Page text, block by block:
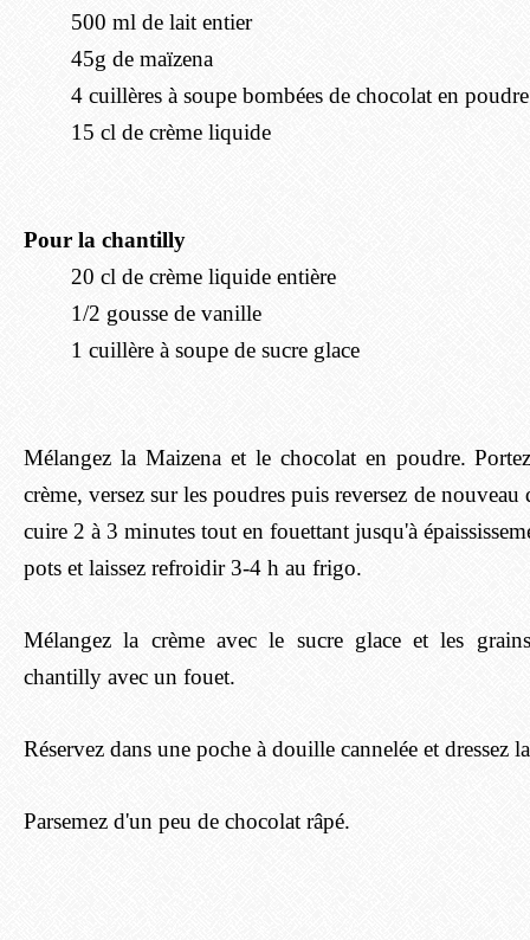
500 ml de lait entier
45g de maïzena
4 cuillères à soupe bombées de chocolat en
15 cl de crème liquide
Pour la chantilly
20 cl de crème liquide entière
1/2 gousse de vanille
1 cuillère à soupe de sucre glace
Mélangez la Maizena et le chocolat en poudre.
crème, versez sur les poudres puis reversez de nouveau
cuire 2 à 3 minutes tout en fouettant jusqu'à
pots et laissez refroidir 3-4 h au frigo.
Mélangez la crème avec le sucre glace et les
chantilly avec un fouet.
Réservez dans une poche à douille cannelée et dressez
Parsemez d'un peu de chocolat râpé.